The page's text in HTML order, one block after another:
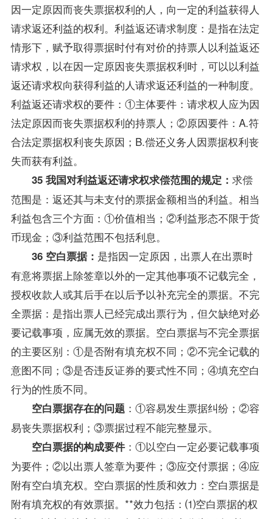
因一定原因而丧失票据权利的人，向一定的利益获得人
请求返还利益的权利。利益返还请求制度：是指在法定
情形下，赋予取得票据时付有对价的持票人以利益返还
请求权，以在因一定原因丧失票据权利时，可以以利益
返还请求权向获得利益的人请求返还利益的一种制度。
利益返还请求权的要件：①主体要件：请求权人应为因
法定原因而丧失票据权利的持票人；②原因要件：A.符
合法定票据权利丧失原因；B.偿还义务人因票据权利丧
失而获有利益。
35 我国对利益返还请求权求偿范围的规定： 求偿
范围是：返还其与未支付的票据金额相当的利益。相当
利益包含三个方面：①价值相当；②利益形态不限于货
币现金；③利益范围不包括利息。
36 空白票据： 是指因一定原因，出票人在出票时
有意将票据上除签章以外的一定其他事项不记载完全，
授权收款人或其后手在以后予以补充完全的票据。不完
全票据：是指出票人已经完成出票行为，但欠缺绝对必
要记载事项，应属无效的票据。空白票据与不完全票据
的主要区别：①是否附有填充权不同；②不完全记载的
意图不同；③是否违反证券的要式性不同；④填充空白
行为的性质不同。
空白票据存在的问题：①容易发生票据纠纷；②容
易丧失票据权利；③票据过程不能完整显示。
空白票据的构成要件：①以空白一定必要记载事项
为要件；②以出票人签章为要件；③应交付票据；④应
附有空白填充权。空白票据的性质和效力：空白票据是
附有填充权的有效票据。**效力包括：⑴空白票据的权